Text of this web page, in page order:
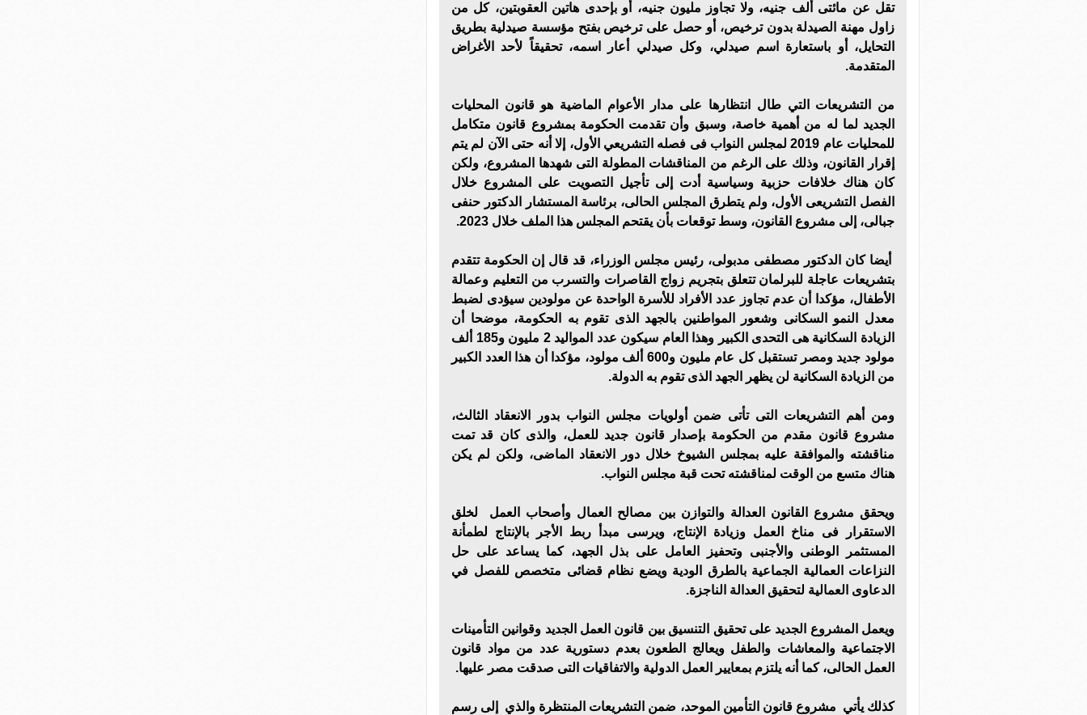
تقل عن مائتى ألف جنيه، ولا تجاوز مليون جنيه، أو بإحدى هاتين العقوبتين، كل من
زاول مهنة الصيدلة بدون ترخيص، أو حصل على ترخيص بفتح مؤسسة صيدلية بطريق
التحايل، أو باستعارة اسم صيدلي، وكل صيدلي أعار اسمه، تحقيقاً لأحد الأغراض
المتقدمة.
من التشريعات التي طال انتظارها على مدار الأعوام الماضية هو قانون المحليات
الجديد لما له من أهمية خاصة، وسبق وأن تقدمت الحكومة بمشروع قانون متكامل
للمحليات عام 2019 لمجلس النواب فى فصله التشريعي الأول، إلا أنه حتى الآن لم يتم
إقرار القانون، وذلك على الرغم من المناقشات المطولة التى شهدها المشروع، ولكن
كان هناك خلافات حزبية وسياسية أدت إلى تأجيل التصويت على المشروع خلال
الفصل التشريعى الأول، ولم يتطرق المجلس الحالى، برئاسة المستشار الدكتور حنفى
جبالى، إلى مشروع القانون، وسط توقعات بأن يقتحم المجلس هذا الملف خلال 2023.
أيضا كان الدكتور مصطفى مدبولى، رئيس مجلس الوزراء، قد قال إن الحكومة تتقدم
بتشريعات عاجلة للبرلمان تتعلق بتجريم زواج القاصرات والتسرب من التعليم وعمالة
الأطفال، مؤكدا أن عدم تجاوز عدد الأفراد للأسرة الواحدة عن مولودين سيؤدى لضبط
معدل النمو السكانى وشعور المواطنين بالجهد الذى تقوم به الحكومة، موضحا أن
الزيادة السكانية هى التحدى الكبير وهذا العام سيكون عدد المواليد 2 مليون و185 ألف
مولود جديد ومصر تستقبل كل عام مليون و600 ألف مولود، مؤكدا أن هذا العدد الكبير
من الزيادة السكانية لن يظهر الجهد الذى تقوم به الدولة.
ومن أهم التشريعات التى تأتى ضمن أولويات مجلس النواب بدور الانعقاد الثالث،
مشروع قانون مقدم من الحكومة بإصدار قانون جديد للعمل، والذى كان قد تمت
مناقشته والموافقة عليه بمجلس الشيوخ خلال دور الانعقاد الماضى، ولكن لم يكن
هناك متسع من الوقت لمناقشته تحت قبة مجلس النواب.
ويحقق مشروع القانون العدالة والتوازن بين مصالح العمال وأصحاب العمل لخلق
الاستقرار فى مناخ العمل وزيادة الإنتاج، ويرسى مبدأ ربط الأجر بالإنتاج لطمأنة
المستثمر الوطنى والأجنبى وتحفيز العامل على بذل الجهد، كما يساعد على حل
النزاعات العمالية الجماعية بالطرق الودية ويضع نظام قضائی متخصص للفصل في
الدعاوى العمالية لتحقيق العدالة الناجزة.
ويعمل المشروع الجديد على تحقيق التنسيق بين قانون العمل الجديد وقوانين التأمينات
الاجتماعية والمعاشات والطفل ويعالج الطعون بعدم دستورية عدد من مواد قانون
العمل الحالى، كما أنه يلتزم بمعايير العمل الدولية والاتفاقيات التى صدقت مصر عليها.
كذلك يأتي مشروع قانون التأمين الموحد، ضمن التشريعات المنتظرة والذي إلى رسم